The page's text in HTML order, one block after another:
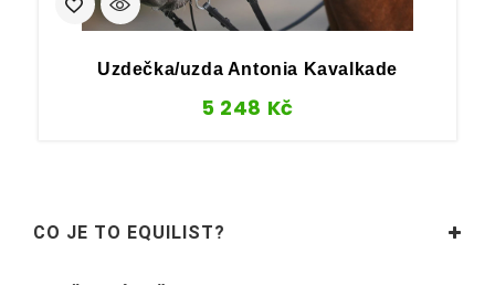
Uzdečka/uzda Antonia Kavalkade
5 248 Kč
CO JE TO EQUILIST?